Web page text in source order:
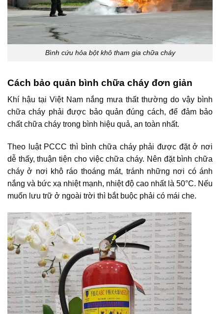
Bình cứu hỏa bột khô tham gia chữa cháy
Cách bảo quản bình chữa cháy đơn giản
Khí hậu tại Việt Nam nắng mưa thất thường do vậy bình
chữa cháy phải được bảo quản đúng cách, để đảm bảo
chất chữa cháy trong bình hiệu quả, an toàn nhất.
Theo luật PCCC thì bình chữa cháy phải được đặt ở nơi
dễ thấy, thuận tiện cho việc chữa cháy. Nên đặt bình chữa
cháy ở nơi khô ráo thoáng mát, tránh những nơi có ánh
nắng và bức xạ nhiệt mạnh, nhiệt độ cao nhất là 50°C. Nếu
muốn lưu trữ ở ngoài trời thì bắt buộc phải có mái che.